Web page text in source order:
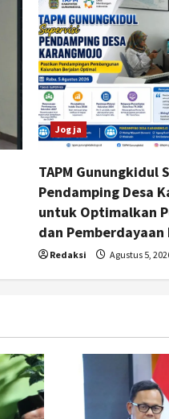
Jogja
TAPM Gunungkidul
Pendamping Desa
untuk Optimalkan
dan Pemberdayaan
Redaksi Agustus 5,